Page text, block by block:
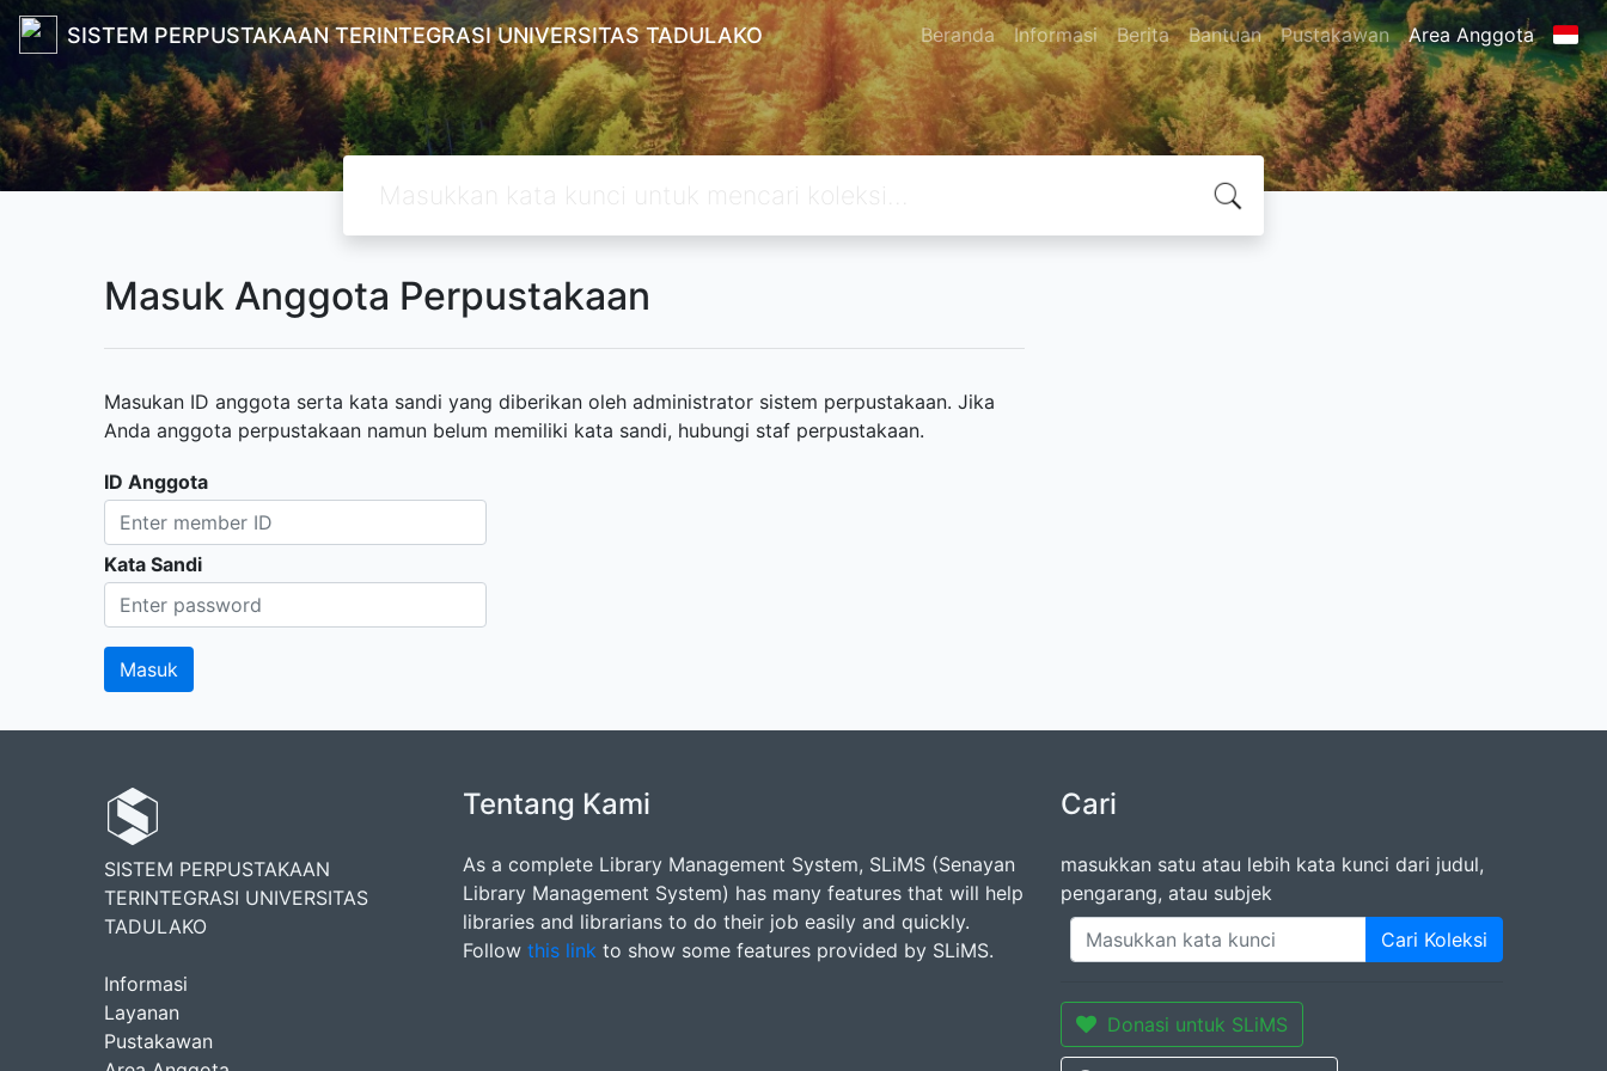
SISTEM PERPUSTAKAAN TERINTEGRASI UNIVERSITAS TADULAKO Beranda Informasi Berita Bantuan Pustakawan Area Anggota
Masuk Anggota Perpustakaan
Masukan ID anggota serta kata sandi yang diberikan oleh administrator sistem perpustakaan. Jika
Anda anggota perpustakaan namun belum memiliki kata sandi, hubungi staf perpustakaan.
ID Anggota
Kata Sandi
SISTEM PERPUSTAKAAN
TERINTEGRASI UNIVERSITAS
TADULAKO
Informasi
Layanan
Pustakawan
Tentang Kami
As a complete Library Management System, SLiMS (Senayan
Library Management System) has many features that will help
libraries and librarians to do their job easily and quickly.
Follow this link to show some features provided by SLiMS.
Cari
masukkan satu atau lebih kata kunci dari judul,
pengarang, atau subjek
Cari Koleksi
Donasi untuk SLiMS